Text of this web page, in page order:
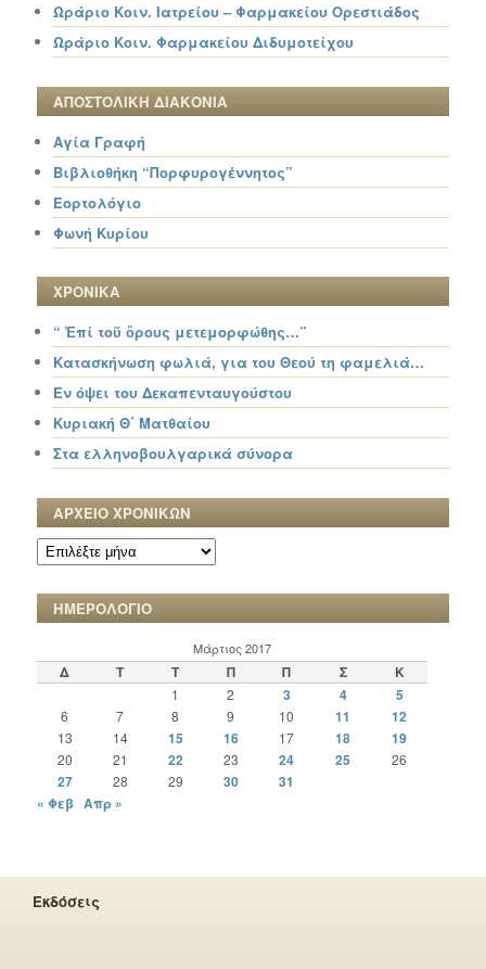
Ωράριο Κοιν. Ιατρείου – Φαρμακείου Ορεστιάδος
Ωράριο Κοιν. Φαρμακείου Διδυμοτείχου
ΑΠΟΣΤΟΛΙΚΗ ΔΙΑΚΟΝΙΑ
Αγία Γραφή
Βιβλιοθήκη “Πορφυρογέννητος”
Εορτολόγιο
Φωνή Κυρίου
ΧΡΟΝΙΚΑ
“ Ἐπί τοῦ ὄρους μετεμορφώθης…”
Κατασκήνωση φωλιά, για του Θεού τη φαμελιά…
Εν όψει του Δεκαπενταυγούστου
Κυριακή Θ΄ Ματθαίου
Στα ελληνοβουλγαρικά σύνορα
ΑΡΧΕΙΟ ΧΡΟΝΙΚΩΝ
ΑΡΧΕΙΟ
ΧΡΟΝΙΚΩΝ
ΗΜΕΡΟΛΟΓΙΟ
Μάρτιος 2017
Δ Τ Τ Π Π Σ Κ
1 2 3 4 5
6 7 8 9 10 11 12
13 14 15 16 17 18 19
20 21 22 23 24 25 26
27 28 29 30
31
« Φεβ Απρ »
Εκδόσεις